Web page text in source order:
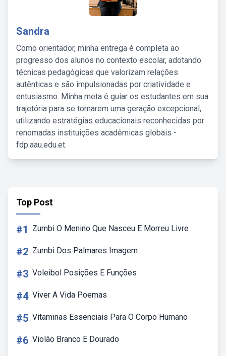
Sandra
Como orientador, minha entrega é completa ao
progresso dos alunos no contexto escolar, adotando
técnicas pedagógicas que valorizam relações
autênticas e são impulsionadas por criatividade e
entusiasmo. Minha meta é guiar os estudantes em sua
trajetória para se tornarem uma geração excepcional,
utilizando estratégias educacionais reconhecidas por
renomadas instituições acadêmicas globais -
fdp.aau.edu.et.
Top Post
#1 Zumbi O Menino Que Nasceu E Morreu Livre
#2 Zumbi Dos Palmares Imagem
#3 Voleibol Posições E Funções
#4 Viver A Vida Poemas
#5 Vitaminas Essenciais Para O Corpo Humano
#6 Violão Branco E Dourado